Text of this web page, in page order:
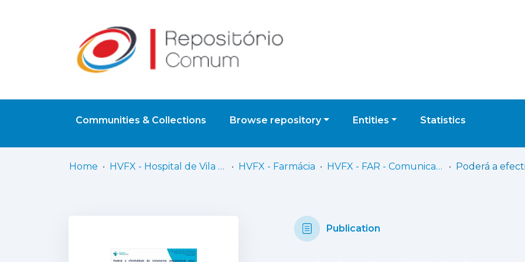
Communities & Collections Browse repository Entities Statistics
Home HVFX - Hospital de Vila Franca de Xira HVFX - Farmácia HVFX - FAR - Comunicações e Conferências
Publication